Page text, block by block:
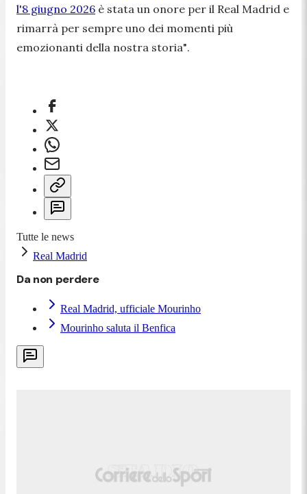
l'8 giugno 2026 è stata un onore per il Real Madrid e
rimarrà per sempre uno dei momenti più
emozionanti della nostra storia".
Tutte le news
Real Madrid
Da non perdere
Real Madrid, ufficiale Mourinho
Mourinho saluta il Benfica